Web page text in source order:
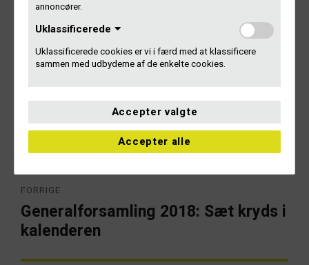
annoncører.
Uklassificerede
Uklassificerede cookies er vi i færd med at klassificere
sammen med udbyderne af de enkelte cookies.
Accepter valgte
Accepter alle
Læs mere og tilmeld dig hos Koda
Hvad er forskellen på Koda og Gramex?
Indlægsnavigation
FORRIGE
Forrige
artikel:
Generalforsamling 2018: Sæt kryds i
kalenderen